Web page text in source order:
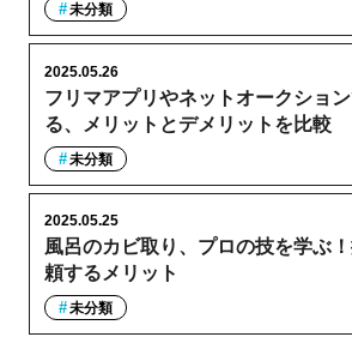
未分類
フリマアプリやネットオークショ
る、メリットとデメリットを比較
2025.05.26
未分類
風呂のカビ取り、プロの技を学ぶ
頼するメリット
2025.05.25
未分類